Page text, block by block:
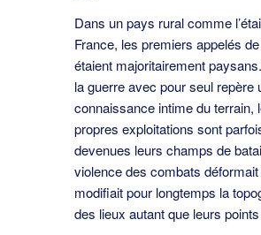
Dans un pays rural comme
France, les premiers appelés
étaient majoritairement
la guerre avec pour seul repère
connaissance intime du terrain,
propres exploitations sont
devenues leurs champs de
violence des combats
modiﬁait pour longtemps la
des lieux autant que leurs